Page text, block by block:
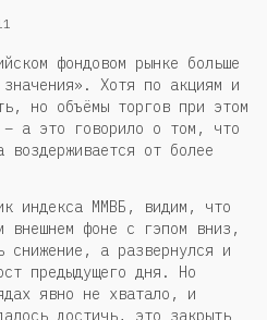
фондовом рынке больше
Хотя по акциям и
но объёмы торгов при этом
– а это говорило о том, что
воздерживается от более
индекса ММВБ, видим, что
внешнем фоне с гэпом вниз,
снижение, а развернулся и
предыдущего дня. Но
явно не хватало, и
достичь, это закрыть